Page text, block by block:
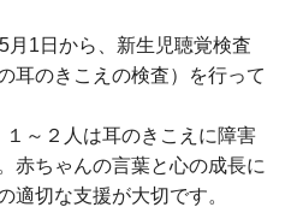
1日から、新生児聴覚検査
耳のきこえの検査）を行って
～２人は耳のきこえに障害
赤ちゃんの言葉と心の成長に
適切な支援が大切です。